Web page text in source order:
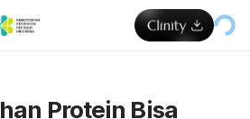
Protein Bisa